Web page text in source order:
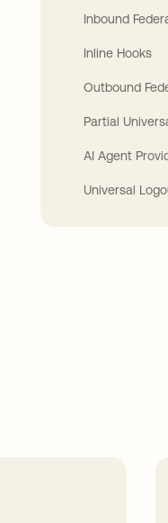
Inbound
Inline Hooks
Outbound
Partial
AI Agent
Universal